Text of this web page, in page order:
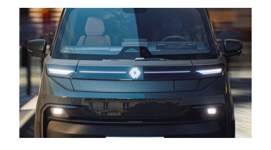
Renault,
il
nuovo
Trafic
elettrico
punta
su
spazio
e